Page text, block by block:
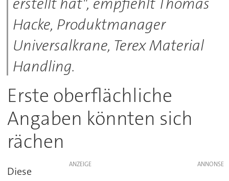
Hacke, Produktmanager
Universalkrane, Terex Material
Handling.
Erste oberflächliche
Angaben könnten sich
rächen
ANZEIGE
Diese